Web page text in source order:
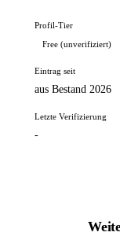
Profil-Tier
Free (unverifiziert)
Eintrag seit
aus Bestand 2026
Letzte Verifizierung
-